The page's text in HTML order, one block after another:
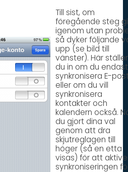
Till sist, om
föregående steg
igenom utan
så dyker följande
upp (se bild till
vänster). Här ställer
du in om du
synkronisera E-
eller om du vill
synkronisera
kontakter och
kalendern också.
du gjort dina val
genom att dra
skjutreglagen till
höger (så en etta
visas) för att
synkroniseringen